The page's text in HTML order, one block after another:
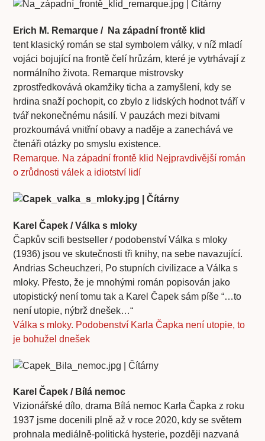
Erich M. Remarque / Na západní frontě klid
tent klasický román se stal symbolem války, v níž mladí
vojáci bojující na frontě čelí hrůzám, které je vytrhávají z
normálního života. Remarque mistrovsky
zprostředkovává okamžiky ticha a zamyšlení, kdy se
hrdina snaží pochopit, co zbylo z lidských hodnot tváří v
tvář nekonečnému násilí. V pauzách mezi bitvami
prozkoumává vnitřní obavy a naděje a zanechává ve
čtenáři otázky po smyslu existence.
Remarque. Na západní frontě klid Nejpravdivější román
o zrůdnosti válek a idiotství lidí
Karel Čapek / Válka s mloky
Čapkův scifi bestseller / podobenství Válka s mloky
(1936) jsou ve skutečnosti tři knihy, na sebe navazující.
Andrias Scheuchzeri, Po stupních civilizace a Válka s
mloky. Přesto, že je mnohými román popisován jako
utopistický není tomu tak a Karel Čapek sám píše “…to
není utopie, nýbrž dnešek…“
Válka s mloky. Podobenství Karla Čapka není utopie, to
je bohužel dnešek
Karel Čapek / Bílá nemoc
Vizionářské dílo, drama Bílá nemoc Karla Čapka z roku
1937 jsme docenili plně až v roce 2020, kdy se světem
prohnala mediálně-politická hysterie, později nazvaná